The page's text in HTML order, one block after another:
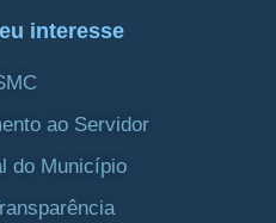
interesse
ao Servidor
do Município